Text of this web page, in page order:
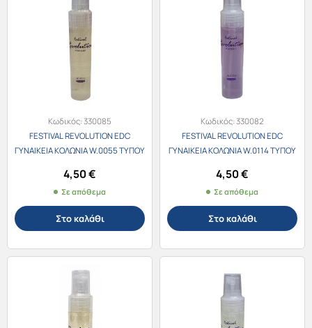
Κωδικός:330085
FESTIVAL REVOLUTION EDC
ΓΥΝΑΙΚΕΙΑ ΚΟΛΩΝΙΑ W.0055 ΤΥΠΟΥ
4,50€
Σε απόθεμα
Στο καλάθι
Κωδικός:330082
FESTIVAL REVOLUTION EDC
ΓΥΝΑΙΚΕΙΑ ΚΟΛΩΝΙΑ W.0114 ΤΥΠΟΥ
4,50€
Σε απόθεμα
Στο καλάθι